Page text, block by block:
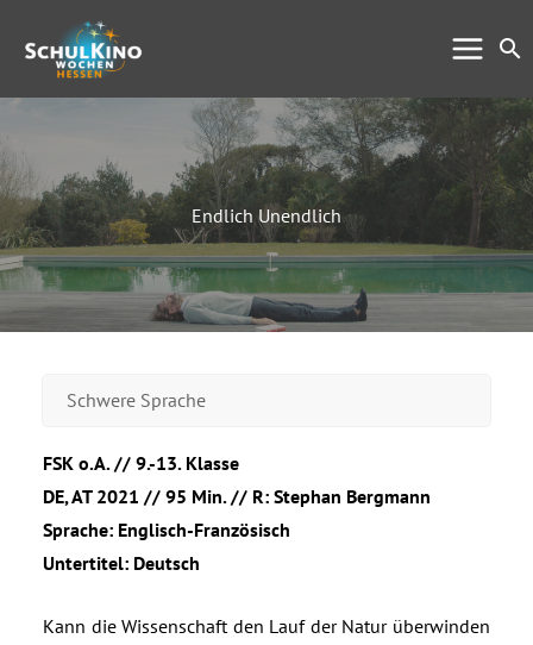
Inhalt
springen
Endlich Unendlich
Schwere Sprache
FSK o.A. // 9.-13. Klasse
DE, AT 2021 // 95 Min. // R: Stephan Bergmann
Sprache: Englisch-Französisch
Untertitel: Deutsch
Kann die Wissenschaft den Lauf der Natur überwinden